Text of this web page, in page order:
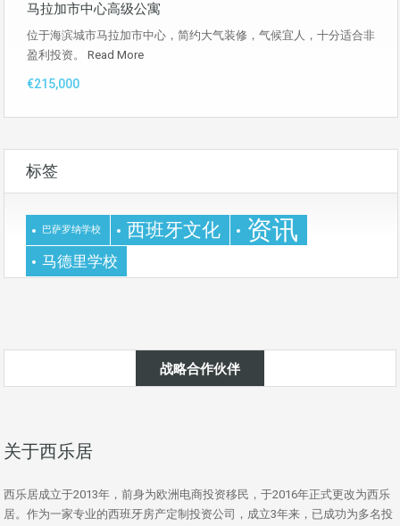
马拉加市中心高级公寓
位于海滨城市马拉加市中心，简约大气装修，气候宜人，十分适合非
盈利投资。 Read More
€215,000
标签
巴萨罗纳学校 西班牙文化 资讯
马德里学校
战略合作伙伴
关于西乐居
西乐居成立于2013年，前身为欧洲电商投资移民，于2016年正式更改为西乐
居。作为一家专业的西班牙房产定制投资公司，成立3年来，已成功为多名投